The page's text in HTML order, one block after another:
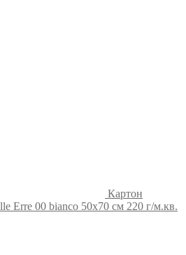
Картон
Erre 00 bianco 50х70 см 220 г/м.кв.